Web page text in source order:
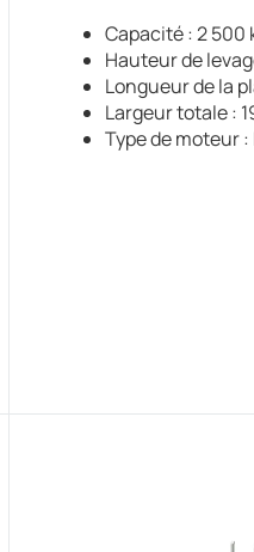
Capacité : 2 500
Hauteur de
Longueur de la
Largeur totale :
Type de moteur :